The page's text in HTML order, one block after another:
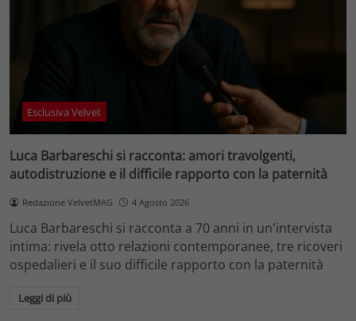
Esclusiva Velvet
Luca Barbareschi si racconta: amori travolgenti,
autodistruzione e il difficile rapporto con la paternità
Redazione VelvetMAG 4 Agosto 2026
Luca Barbareschi si racconta a 70 anni in un'intervista
intima: rivela otto relazioni contemporanee, tre ricoveri
ospedalieri e il suo difficile rapporto con la paternità
Leggi di più